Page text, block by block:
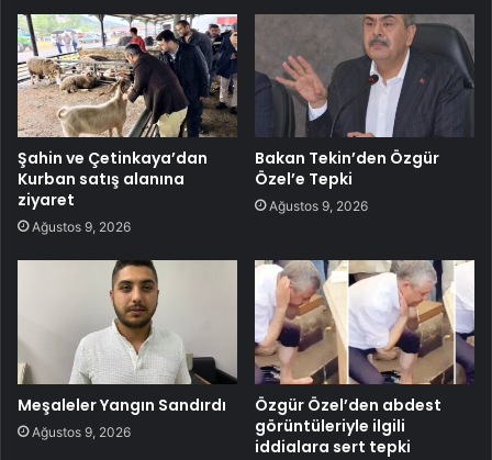
Şahin ve Çetinkaya’dan
Kurban satış alanına
ziyaret
Ağustos 9, 2026
Bakan Tekin’den Özgür
Özel’e Tepki
Ağustos 9, 2026
Meşaleler Yangın Sandırdı
Ağustos 9, 2026
Özgür Özel’den abdest
görüntüleriyle ilgili
iddialara sert tepki